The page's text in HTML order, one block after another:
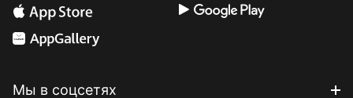
Мы в соцсетях